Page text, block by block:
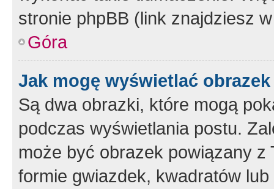
stronie phpBB (link znajdziesz
Góra
Jak mogę wyświetlać
Są dwa obrazki, które mogą
podczas wyświetlania postu.
może być obrazek powiązany z
formie gwiazdek, kwadratów